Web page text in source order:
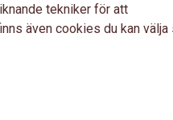
stå
är
tekniker för att
även cookies du kan välja